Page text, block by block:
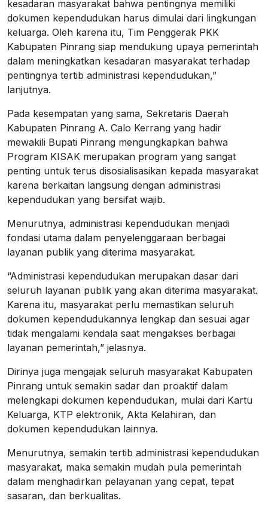
kesadaran masyarakat bahwa pentingnya memiliki
dokumen kependudukan harus dimulai dari lingkungan
keluarga. Oleh karena itu, Tim Penggerak PKK
Kabupaten Pinrang siap mendukung upaya pemerintah
dalam meningkatkan kesadaran masyarakat terhadap
pentingnya tertib administrasi kependudukan,”
lanjutnya.
Pada kesempatan yang sama, Sekretaris Daerah
Kabupaten Pinrang A. Calo Kerrang yang hadir
mewakili Bupati Pinrang mengungkapkan bahwa
Program KISAK merupakan program yang sangat
penting untuk terus disosialisasikan kepada masyarakat
karena berkaitan langsung dengan administrasi
kependudukan yang bersifat wajib.
Menurutnya, administrasi kependudukan menjadi
fondasi utama dalam penyelenggaraan berbagai
layanan publik yang diterima masyarakat.
“Administrasi kependudukan merupakan dasar dari
seluruh layanan publik yang akan diterima masyarakat.
Karena itu, masyarakat perlu memastikan seluruh
dokumen kependudukannya lengkap dan sesuai agar
tidak mengalami kendala saat mengakses berbagai
layanan pemerintah,” jelasnya.
Dirinya juga mengajak seluruh masyarakat Kabupaten
Pinrang untuk semakin sadar dan proaktif dalam
melengkapi dokumen kependudukan, mulai dari Kartu
Keluarga, KTP elektronik, Akta Kelahiran, dan
dokumen kependudukan lainnya.
Menurutnya, semakin tertib administrasi kependudukan
masyarakat, maka semakin mudah pula pemerintah
dalam menghadirkan pelayanan yang cepat, tepat
sasaran, dan berkualitas.